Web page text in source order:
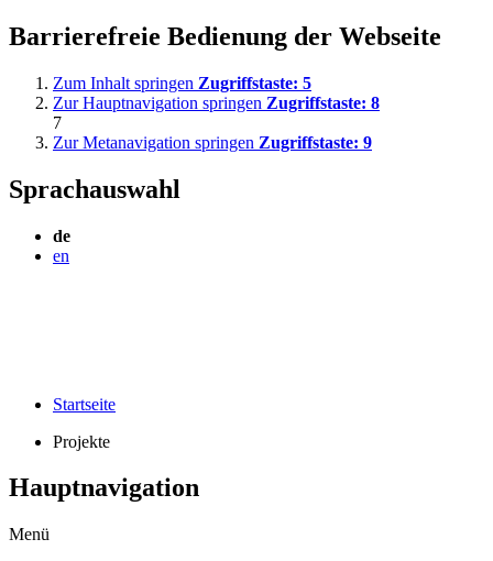
Barrierefreie Bedienung der Webseite
Zum Inhalt springen Zugriffstaste: 5
Zur Hauptnavigation springen Zugriffstaste: 8
7
Zur Metanavigation springen Zugriffstaste: 9
Sprachauswahl
de
en
Startseite
Projekte
Hauptnavigation
Menü